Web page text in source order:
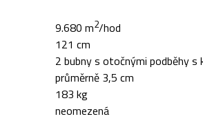
9.680 m2/hod
121 cm
2 bubny s otočnými podběhy s
průměrně 3,5 cm
183 kg
neomezená